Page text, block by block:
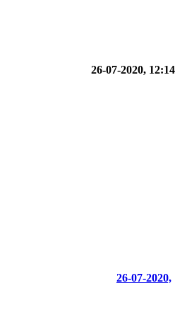
26-07-2020, 12:14
26-07-2020,